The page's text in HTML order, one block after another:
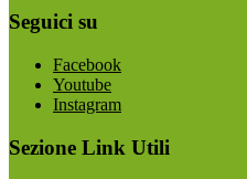
Seguici su
Facebook
Youtube
Instagram
Sezione Link Utili